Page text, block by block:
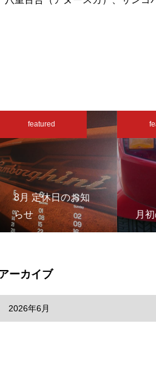
featured
8月 定休日のお知
らせ
月
ーカイブ